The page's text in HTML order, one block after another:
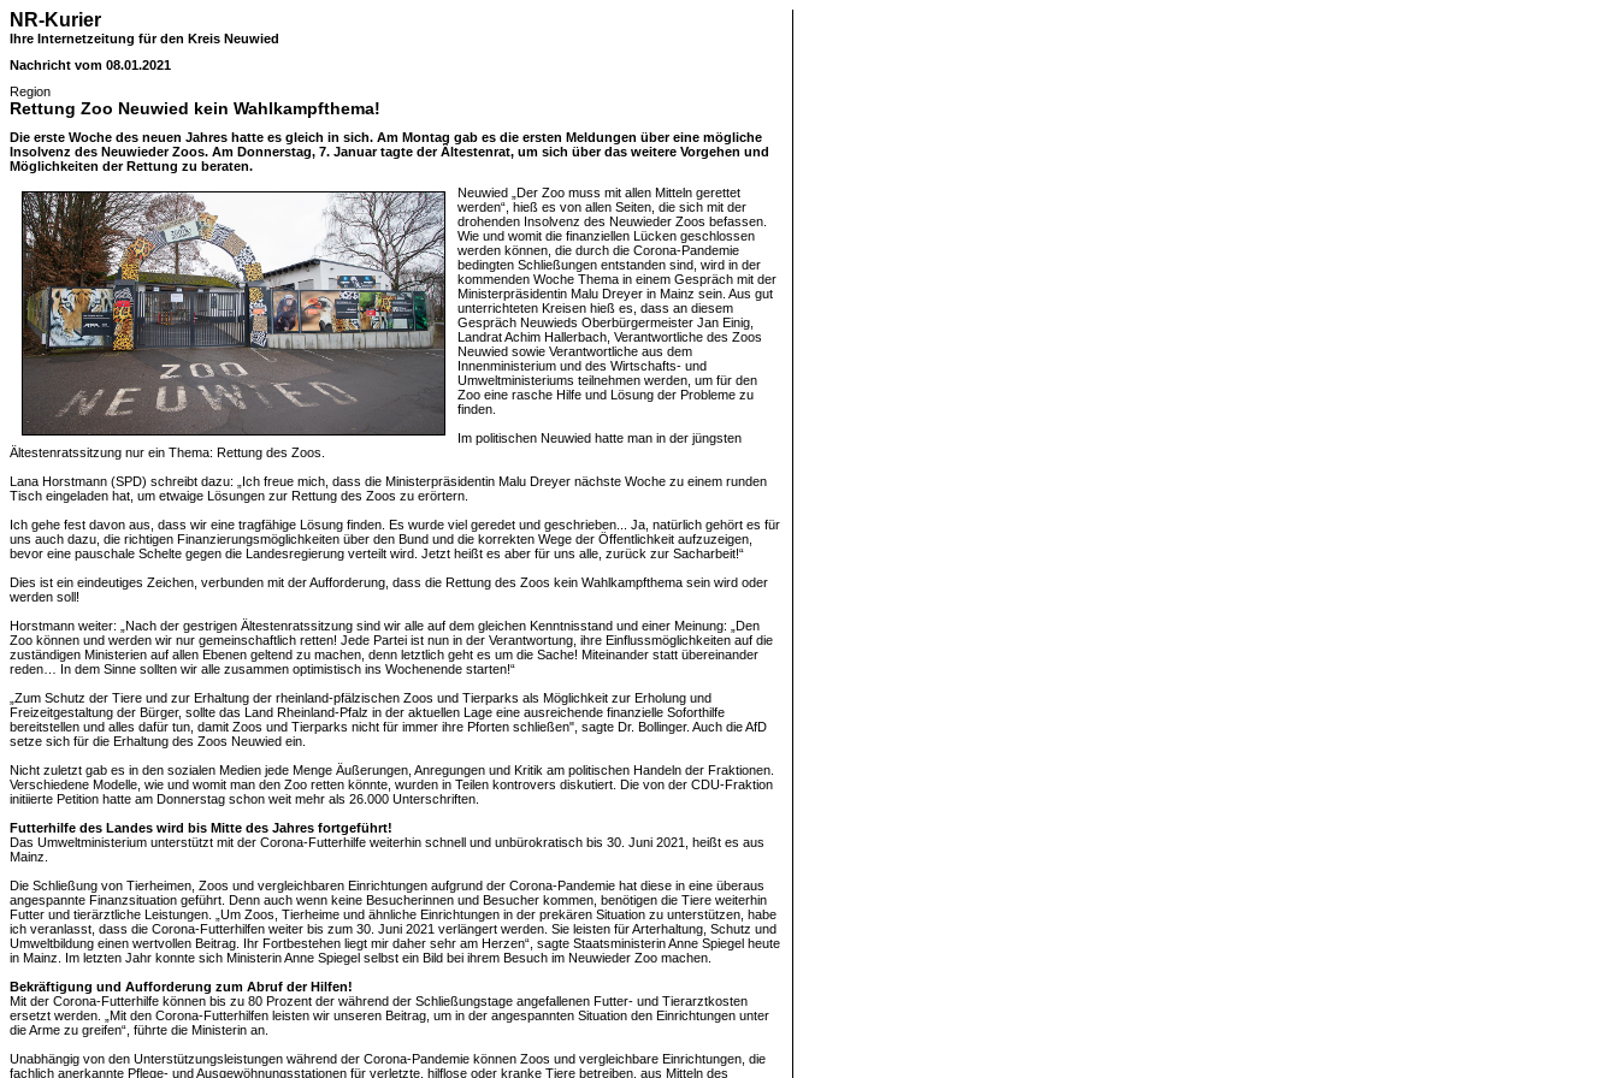
NR-Kurier
Ihre Internetzeitung für den Kreis Neuwied
Nachricht vom 08.01.2021
Region
Rettung Zoo Neuwied kein Wahlkampfthema!
Die erste Woche des neuen Jahres hatte es gleich in sich. Am Montag gab es die ersten Meldungen über eine mögliche
Insolvenz des Neuwieder Zoos. Am Donnerstag, 7. Januar tagte der Ältestenrat, um sich über das weitere Vorgehen und
Möglichkeiten der Rettung zu beraten.
Neuwied „Der Zoo muss mit allen Mitteln gerettet
werden“, hieß es von allen Seiten, die sich mit der
drohenden Insolvenz des Neuwieder Zoos befassen.
Wie und womit die finanziellen Lücken geschlossen
werden können, die durch die Corona-Pandemie
bedingten Schließungen entstanden sind, wird in der
kommenden Woche Thema in einem Gespräch mit der
Ministerpräsidentin Malu Dreyer in Mainz sein. Aus gut
unterrichteten Kreisen hieß es, dass an diesem
Gespräch Neuwieds Oberbürgermeister Jan Einig,
Landrat Achim Hallerbach, Verantwortliche des Zoos
Neuwied sowie Verantwortliche aus dem
Innenministerium und des Wirtschafts- und
Umweltministeriums teilnehmen werden, um für den
Zoo eine rasche Hilfe und Lösung der Probleme zu
finden.
Im politischen Neuwied hatte man in der jüngsten
Ältestenratssitzung nur ein Thema: Rettung des Zoos.
Lana Horstmann (SPD) schreibt dazu: „Ich freue mich, dass die Ministerpräsidentin Malu Dreyer nächste Woche zu einem runden
Tisch eingeladen hat, um etwaige Lösungen zur Rettung des Zoos zu erörtern.
Ich gehe fest davon aus, dass wir eine tragfähige Lösung finden. Es wurde viel geredet und geschrieben... Ja, natürlich gehört es für
uns auch dazu, die richtigen Finanzierungsmöglichkeiten über den Bund und die korrekten Wege der Öffentlichkeit aufzuzeigen,
bevor eine pauschale Schelte gegen die Landesregierung verteilt wird. Jetzt heißt es aber für uns alle, zurück zur Sacharbeit!“
Dies ist ein eindeutiges Zeichen, verbunden mit der Aufforderung, dass die Rettung des Zoos kein Wahlkampfthema sein wird oder
werden soll!
Horstmann weiter: „Nach der gestrigen Ältestenratssitzung sind wir alle auf dem gleichen Kenntnisstand und einer Meinung: „Den
Zoo können und werden wir nur gemeinschaftlich retten! Jede Partei ist nun in der Verantwortung, ihre Einflussmöglichkeiten auf die
zuständigen Ministerien auf allen Ebenen geltend zu machen, denn letztlich geht es um die Sache! Miteinander statt übereinander
reden… In dem Sinne sollten wir alle zusammen optimistisch ins Wochenende starten!“
„Zum Schutz der Tiere und zur Erhaltung der rheinland-pfälzischen Zoos und Tierparks als Möglichkeit zur Erholung und
Freizeitgestaltung der Bürger, sollte das Land Rheinland-Pfalz in der aktuellen Lage eine ausreichende finanzielle Soforthilfe
bereitstellen und alles dafür tun, damit Zoos und Tierparks nicht für immer ihre Pforten schließen", sagte Dr. Bollinger. Auch die AfD
setze sich für die Erhaltung des Zoos Neuwied ein.
Nicht zuletzt gab es in den sozialen Medien jede Menge Äußerungen, Anregungen und Kritik am politischen Handeln der Fraktionen.
Verschiedene Modelle, wie und womit man den Zoo retten könnte, wurden in Teilen kontrovers diskutiert. Die von der CDU-Fraktion
initiierte Petition hatte am Donnerstag schon weit mehr als 26.000 Unterschriften.
Futterhilfe des Landes wird bis Mitte des Jahres fortgeführt!
Das Umweltministerium unterstützt mit der Corona-Futterhilfe weiterhin schnell und unbürokratisch bis 30. Juni 2021, heißt es aus
Mainz.
Die Schließung von Tierheimen, Zoos und vergleichbaren Einrichtungen aufgrund der Corona-Pandemie hat diese in eine überaus
angespannte Finanzsituation geführt. Denn auch wenn keine Besucherinnen und Besucher kommen, benötigen die Tiere weiterhin
Futter und tierärztliche Leistungen. „Um Zoos, Tierheime und ähnliche Einrichtungen in der prekären Situation zu unterstützen, habe
ich veranlasst, dass die Corona-Futterhilfen weiter bis zum 30. Juni 2021 verlängert werden. Sie leisten für Arterhaltung, Schutz und
Umweltbildung einen wertvollen Beitrag. Ihr Fortbestehen liegt mir daher sehr am Herzen“, sagte Staatsministerin Anne Spiegel heute
in Mainz. Im letzten Jahr konnte sich Ministerin Anne Spiegel selbst ein Bild bei ihrem Besuch im Neuwieder Zoo machen.
Bekräftigung und Aufforderung zum Abruf der Hilfen!
Mit der Corona-Futterhilfe können bis zu 80 Prozent der während der Schließungstage angefallenen Futter- und Tierarztkosten
ersetzt werden. „Mit den Corona-Futterhilfen leisten wir unseren Beitrag, um in der angespannten Situation den Einrichtungen unter
die Arme zu greifen“, führte die Ministerin an.
Unabhängig von den Unterstützungsleistungen während der Corona-Pandemie können Zoos und vergleichbare Einrichtungen, die
fachlich anerkannte Pflege- und Ausgewöhnungsstationen für verletzte, hilflose oder kranke Tiere betreiben, aus Mitteln des